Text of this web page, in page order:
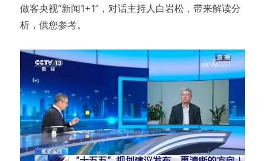
做客央视“新闻1+1”，对话主持人白岩松，带来解读分
析，供您参考。